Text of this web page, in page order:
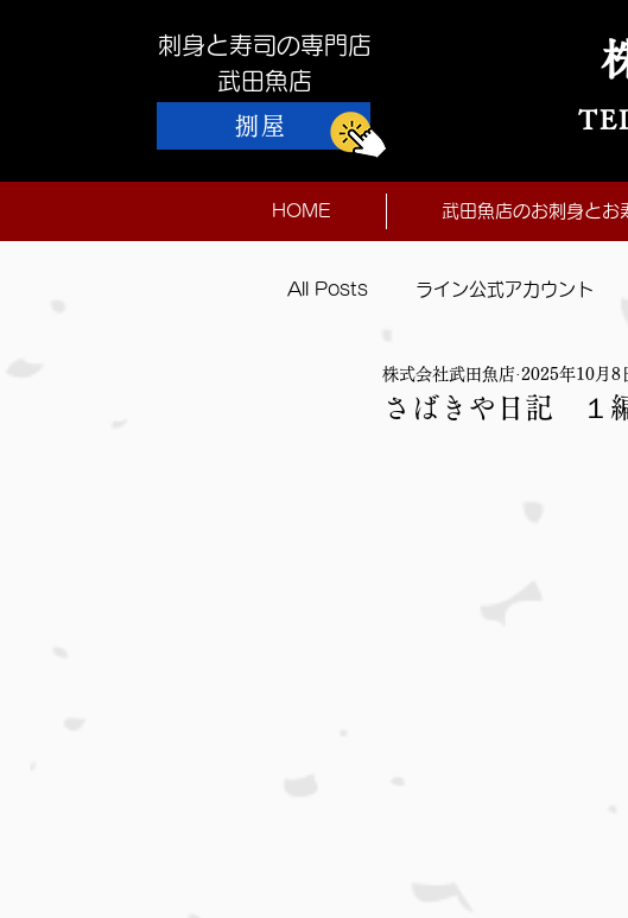
刺身と寿司の専門店
​武田魚店
捌屋
TE
HOME 武田魚店のお刺身とお
All Posts ライン公式アカウント
本日入荷
さばきや日記 １
株式会社武田魚店 2025年10月8